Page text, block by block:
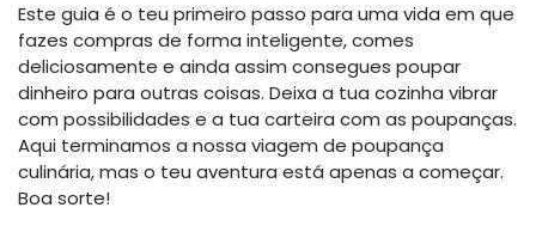
Este guia é o teu primeiro passo para uma vida em que
fazes compras de forma inteligente, comes
deliciosamente e ainda assim consegues poupar
dinheiro para outras coisas. Deixa a tua cozinha vibrar
com possibilidades e a tua carteira com as poupanças.
Aqui terminamos a nossa viagem de poupança
culinária, mas o teu aventura está apenas a começar.
Boa sorte!